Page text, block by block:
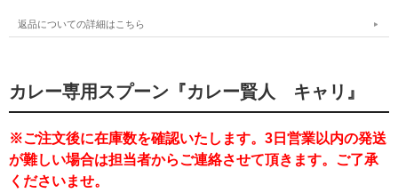
返品についての詳細はこちら
カレー専用スプーン『カレー賢人 キャリ』
※ご注文後に在庫数を確認いたします。 3日営業以内の発送
が難しい場合は担当者からご連絡させて頂きます。ご了承
くださいませ。